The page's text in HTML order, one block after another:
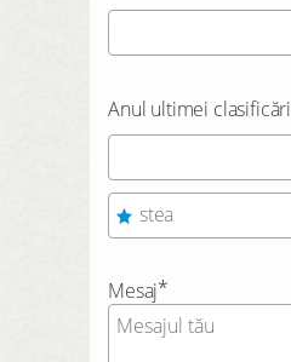
Anul ultimei clasificări
stea
Mesaj*